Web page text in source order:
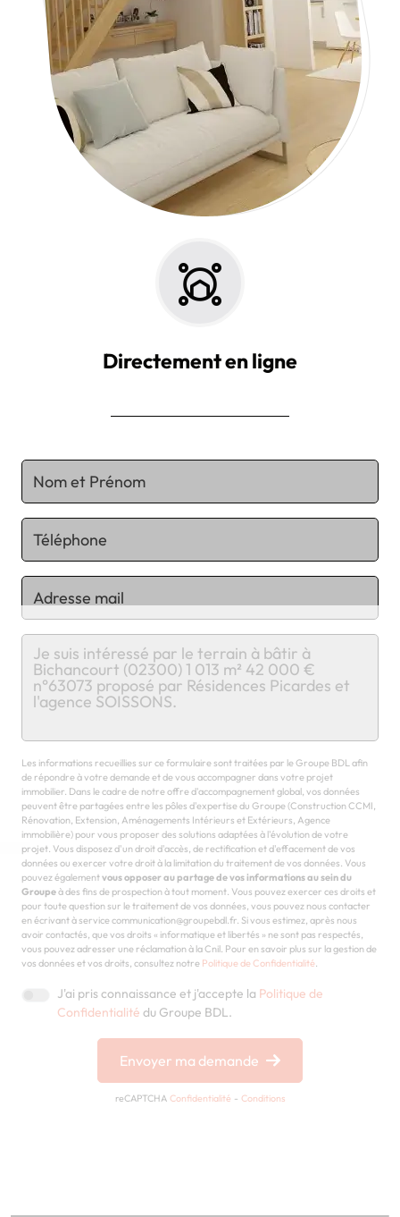
Directement en ligne
Chargement...
Les informations recueillies sur ce formulaire sont traitées par le Groupe BDL afin
de répondre à votre demande et de vous accompagner dans votre projet
immobilier. Dans le cadre de notre offre d'accompagnement global, vos données
peuvent être partagées entre les pôles d'expertise du Groupe (Construction CCMI,
Rénovation, Extension, Aménagements Intérieurs et Extérieurs, Agence
immobilière) pour vous proposer des solutions adaptées à l'évolution de votre
projet. Vous disposez d'un droit d'accès, de rectification et d'effacement de vos
données ou exercer votre droit à la limitation du traitement de vos données. Vous
pouvez égalementvous opposer au partage de vos informations au sein du
Groupeà des fins de prospection à tout moment. Vous pouvez exercer ces droits et
pour toute question sur le traitement de vos données, vous pouvez nous contacter
en écrivant à service communication@groupebdl.fr. Si vous estimez, après nous
avoir contactés, que vos droits « informatique et libertés » ne sont pas respectés,
vous pouvez adresser une réclamation à la Cnil. Pour en savoir plus sur la gestion de
vos données et vos droits, consultez notre Politique de Confidentialité
J'ai pris connaissance et j'accepte la Politique de
Confidentialité du Groupe BDL.
Envoyer ma demande
reCAPTCHA Confidentialité - Conditions